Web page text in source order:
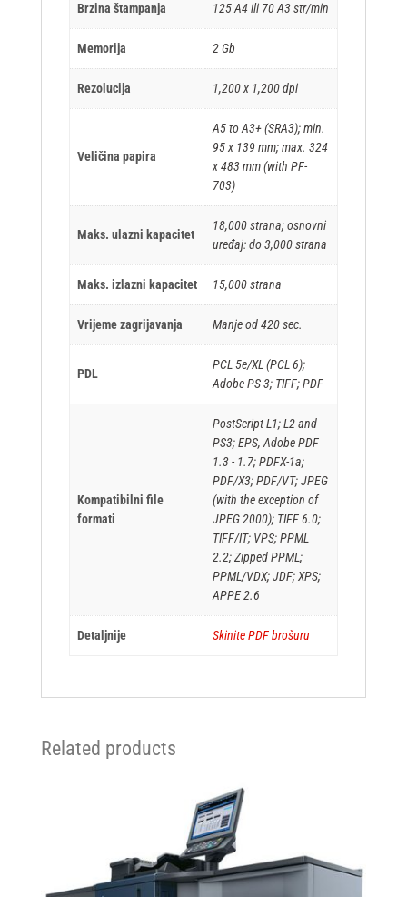
Brzina štampanja 125 A4 ili 70 A3 str/min
Memorija 2 Gb
Rezolucija 1,200 x 1,200 dpi
Veličina papira
A5 to A3+ (SRA3); min.
95 x 139 mm; max. 324
x 483 mm (with PF-
703)
Maks. ulazni kapacitet
18,000 strana; osnovni
uređaj: do 3,000 strana
Maks. izlazni kapacitet 15,000 strana
Vrijeme zagrijavanja Manje od 420 sec.
PDL
PCL 5e/XL (PCL 6);
Adobe PS 3; TIFF; PDF
Kompatibilni file
formati
PostScript L1; L2 and
PS3; EPS, Adobe PDF
1.3 - 1.7; PDFX-1a;
PDF/X3; PDF/VT; JPEG
(with the exception of
JPEG 2000); TIFF 6.0;
TIFF/IT; VPS; PPML
2.2; Zipped PPML;
PPML/VDX; JDF; XPS;
APPE 2.6
Detaljnije Skinite PDF brošuru
Related products